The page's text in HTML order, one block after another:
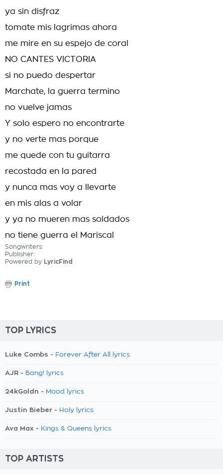
ya sin disfraz
tomate mis lagrimas ahora
me mire en su espejo de coral
NO CANTES VICTORIA
si no puedo despertar
Marchate, la guerra termino
no vuelve jamas
Y solo espero no encontrarte
y no verte mas porque
me quede con tu guitarra
recostada en la pared
y nunca mas voy a llevarte
en mis alas a volar
y ya no mueren mas soldados
no tiene guerra el Mariscal
Songwriters:
Publisher:
Powered by LyricFind
Print
TOP LYRICS
Luke Combs - Forever After All lyrics
AJR - Bang! lyrics
24kGoldn - Mood lyrics
Justin Bieber - Holy lyrics
Ava Max - Kings & Queens lyrics
TOP ARTISTS